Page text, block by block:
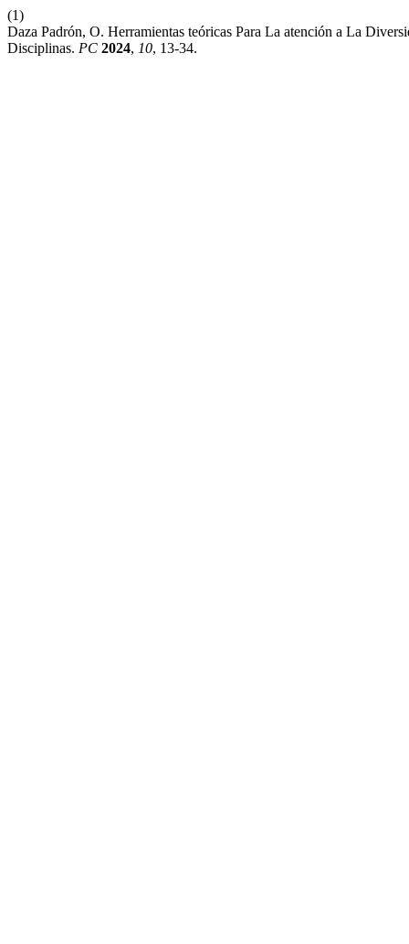
(1)
Daza Padrón, O. Herramientas teóricas Para La atención a La
Disciplinas. PC 2024, 10, 13-34.